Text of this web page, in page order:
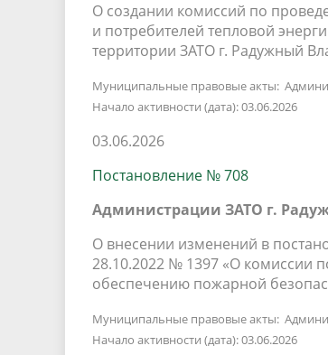
О создании комиссий по
и потребителей тепловой
территории ЗАТО г. Радужный
Муниципальные правовые акты:
Начало активности (дата): 03.06.2026
03.06.2026
Постановление № 708
Администрации ЗАТО г.
О внесении изменений в
28.10.2022 № 1397 «О комиссии
обеспечению пожарной
Муниципальные правовые акты:
Начало активности (дата): 03.06.2026